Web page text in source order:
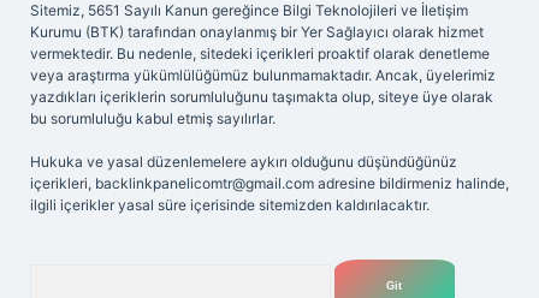
Sitemiz, 5651 Sayılı Kanun gereğince Bilgi Teknolojileri ve İletişim
Kurumu (BTK) tarafından onaylanmış bir Yer Sağlayıcı olarak hizmet
vermektedir. Bu nedenle, sitedeki içerikleri proaktif olarak denetleme
veya araştırma yükümlülüğümüz bulunmamaktadır. Ancak, üyelerimiz
yazdıkları içeriklerin sorumluluğunu taşımakta olup, siteye üye olarak
bu sorumluluğu kabul etmiş sayılırlar.
Hukuka ve yasal düzenlemelere aykırı olduğunu düşündüğünüz
içerikleri, backlinkpanelicomtr@gmail.com adresine bildirmeniz halinde,
ilgili içerikler yasal süre içerisinde sitemizden kaldırılacaktır.